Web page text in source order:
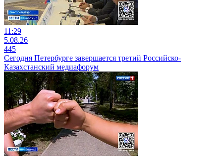
11:29
5.08.26
445
Сегодня Петербурге завершается третий Российско-
Казахстанский медиафорум